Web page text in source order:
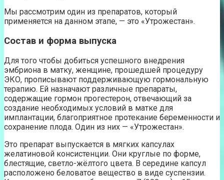
Мы рассмотрим один из препаратов, который
применяется на данном этапе, — это «Утрожестан».
Состав и форма выпуска
Для того чтобы добиться успешного внедрения
эмбриона в матку, женщине, прошедшей процедуру
ЭКО, прописывают поддерживающую гормональную
терапию. Ей назначают различные препараты,
содержащие гормон прогестерон, отвечающий за
создание необходимых условий в матке для
имплантации, благоприятное протекание беременности и
сохранение плода. Один из них — «Утрожестан».
Это препарат выпускается в мягких капсулах
желатиновой консистенции. Они круглые по форме,
блестящие, светло-жёлтого цвета. В середине капсул
расположено беловатое вещество в виде суспензии.